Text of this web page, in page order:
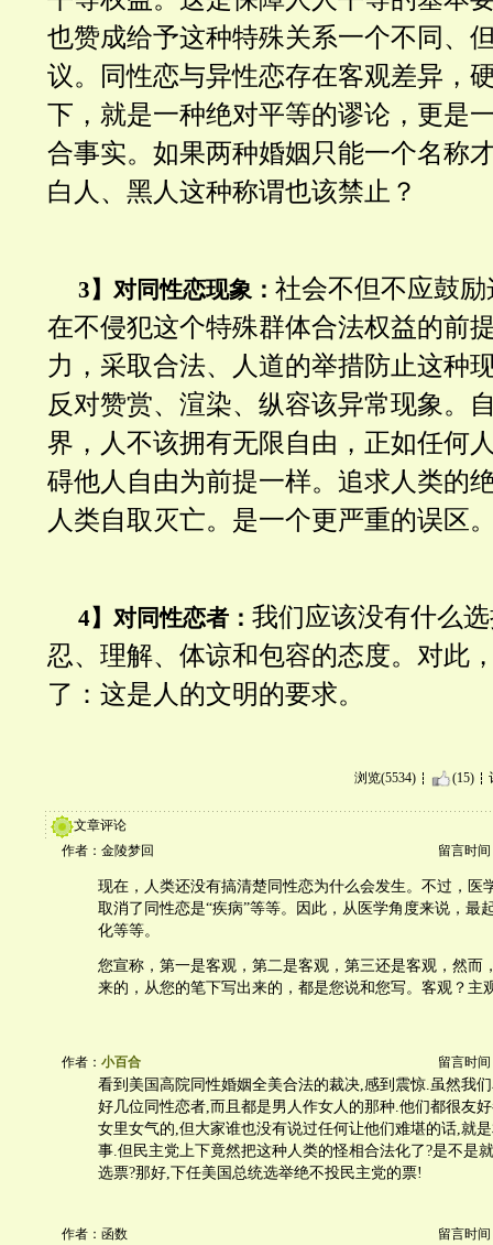
也赞成给予这种特殊关系一个不同、
议。同性恋与异性恋存在客观差异，
下，就是一种绝对平等的谬论，更是
合事实。如果两种婚姻只能一个名称
白人、黑人这种称谓也该禁止？
3】对同性恋现象： 社会不但不应鼓
在不侵犯这个特殊群体合法权益的前
力，采取合法、人道的举措防止这种
反对赞赏、渲染、纵容该异常现象。
界，人不该拥有无限自由，正如任何
碍他人自由为前提一样。追求人类的
人类自取灭亡。是一个更严重的误区
4】对同性恋者： 我们应该没有什么
忍、理解、体谅和包容的态度。对此
了：这是人的文明的要求。
浏览(5534) (15)
文章评论
作者：金陵梦回
留言时间
现在，人类还没有搞清楚同性恋为什么会发生。不过，医
取消了同性恋是“疾病”等等。因此，从医学角度来说，最
化等等。
您宣称，第一是客观，第二是客观，第三还是客观，然而
来的，从您的笔下写出来的，都是您说和您写。客观？主
作者： 小百合 留言时间
看到美国高院同性婚姻全美合法的裁决,感到震惊.虽然我
好几位同性恋者,而且都是男人作女人的那种.他们都很友
女里女气的,但大家谁也没有说过任何让他们难堪的话,就
事.但民主党上下竟然把这种人类的怪相合法化了?是不是
选票?那好,下任美国总统选举绝不投民主党的票!
作者：函数 留言时间